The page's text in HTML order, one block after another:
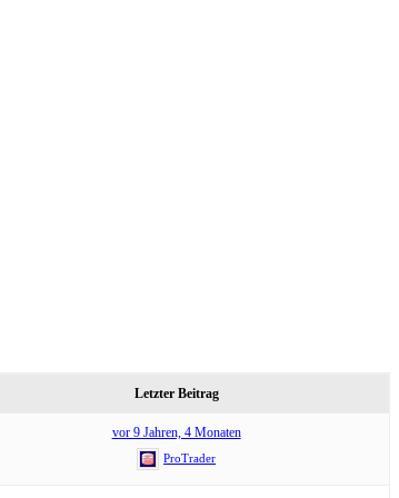
Letzter Beitrag
vor 9 Jahren, 4 Monaten
ProTrader